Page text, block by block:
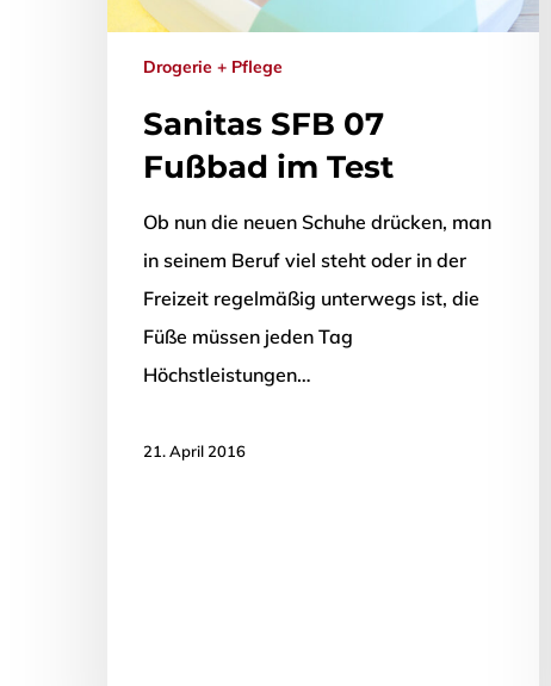
Drogerie + Pflege
Sanitas SFB 07
Fußbad im Test
Ob nun die neuen Schuhe drücken, man
in seinem Beruf viel steht oder in der
Freizeit regelmäßig unterwegs ist, die
Füße müssen jeden Tag
Höchstleistungen…
21. April 2016